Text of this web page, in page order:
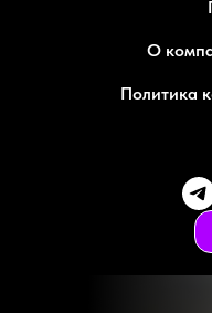
О
Политика